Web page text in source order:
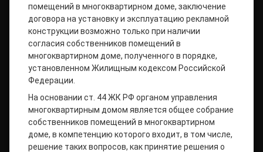
помещений в многоквартирном доме, заключение
договора на установку и эксплуатацию рекламной
конструкции возможно только при наличии
согласия собственников помещений в
многоквартирном доме, полученного в порядке,
установленном Жилищным кодексом Российской
Федерации.
На основании ст. 44 ЖК РФ органом управления
многоквартирным домом является общее собрание
собственников помещений в многоквартирном
доме, в компетенцию которого входит, в том числе,
решение таких вопросов, как принятие решения о